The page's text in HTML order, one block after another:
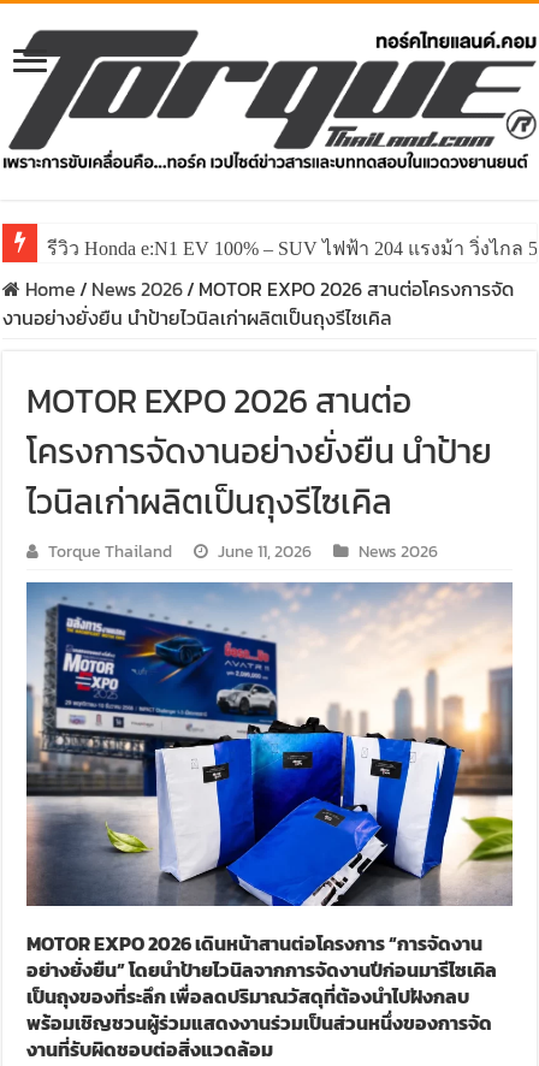
รีวิว Honda e:N1 EV 100% – SUV ไฟฟ้า 204 แรงม้า วิ่งไกล
Home/ News 2026/ MOTOR EXPO 2026 สานต่อโครงการจัด
งานอย่างยั่งยืน นำป้ายไวนิลเก่าผลิตเป็นถุงรีไซเคิล
MOTOR EXPO 2026 สานต่อ
โครงการจัดงานอย่างยั่งยืน นำป้าย
ไวนิลเก่าผลิตเป็นถุงรีไซเคิล
Torque Thailand June 11, 2026 News 2026
MOTOR EXPO 2026 เดินหน้าสานต่อโครงการ “การจัดงาน
อย่างยั่งยืน” โดยนำป้ายไวนิลจากการจัดงานปีก่อนมารีไซเคิล
เป็นถุงของที่ระลึก เพื่อลดปริมาณวัสดุที่ต้องนำไปฝังกลบ
พร้อมเชิญชวนผู้ร่วมแสดงงานร่วมเป็นส่วนหนึ่งของการจัด
งานที่รับผิดชอบต่อสิ่งแวดล้อม